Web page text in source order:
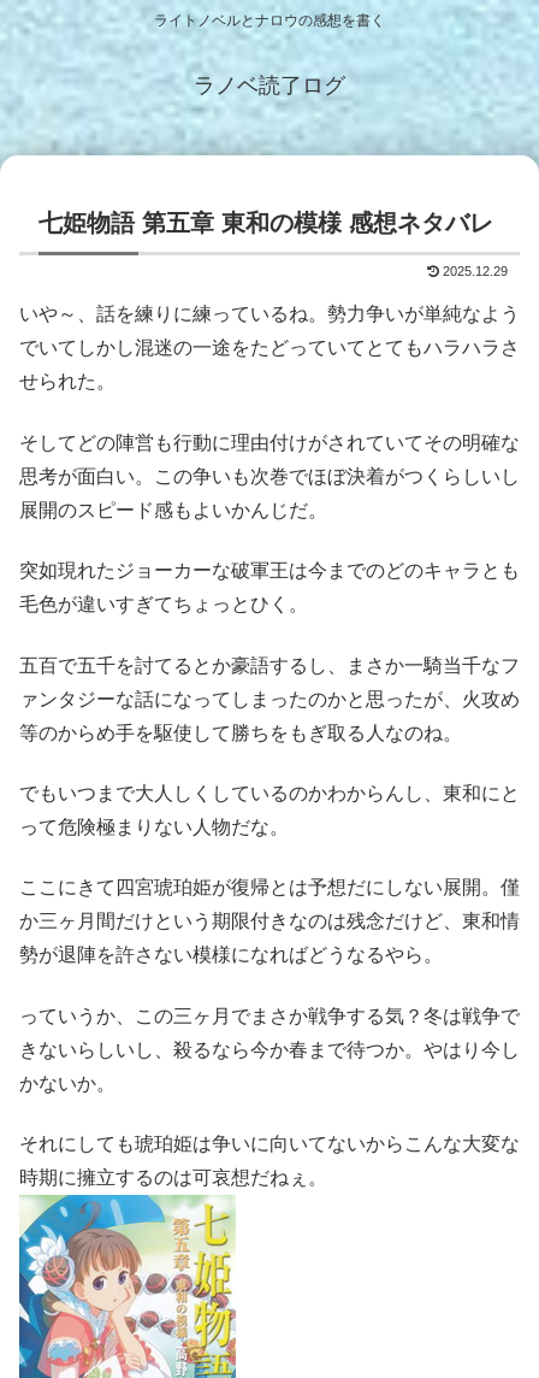
ライトノベルとナロウの感想を書く
ラノベ読了ログ
七姫物語 第五章 東和の模様 感想ネタバレ
2025.12.29
いや～、話を練りに練っているね。勢力争いが単純なよう
でいてしかし混迷の一途をたどっていてとてもハラハラさ
せられた。
そしてどの陣営も行動に理由付けがされていてその明確な
思考が面白い。この争いも次巻でほぼ決着がつくらしいし
展開のスピード感もよいかんじだ。
突如現れたジョーカーな破軍王は今までのどのキャラとも
毛色が違いすぎてちょっとひく。
五百で五千を討てるとか豪語するし、まさか一騎当千なフ
ァンタジーな話になってしまったのかと思ったが、火攻め
等のからめ手を駆使して勝ちをもぎ取る人なのね。
でもいつまで大人しくしているのかわからんし、東和にと
って危険極まりない人物だな。
ここにきて四宮琥珀姫が復帰とは予想だにしない展開。僅
か三ヶ月間だけという期限付きなのは残念だけど、東和情
勢が退陣を許さない模様になればどうなるやら。
っていうか、この三ヶ月でまさか戦争する気？冬は戦争で
きないらしいし、殺るなら今か春まで待つか。やはり今し
かないか。
それにしても琥珀姫は争いに向いてないからこんな大変な
時期に擁立するのは可哀想だねぇ。